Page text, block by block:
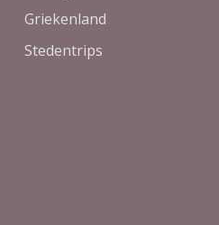
Griekenland
Stedentrips